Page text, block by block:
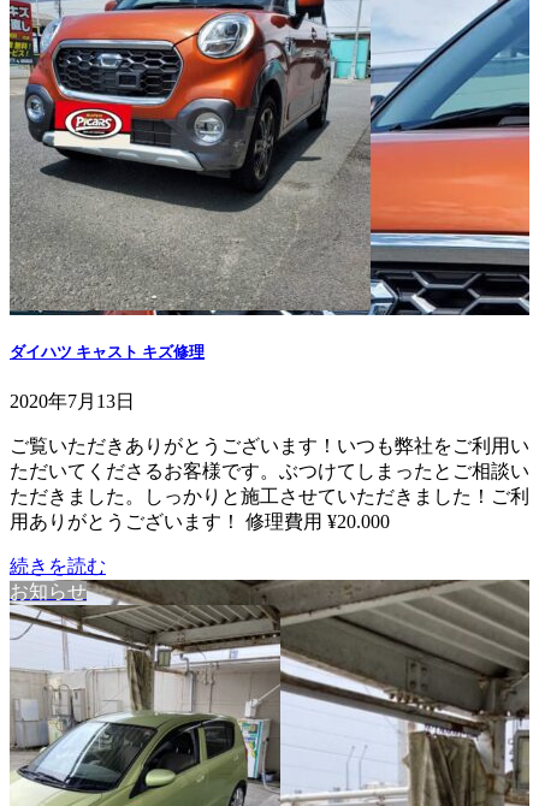
ダイハツ キャスト キズ修理
2020年7月13日
ご覧いただきありがとうございます！いつも弊社をご利用い
ただいてくださるお客様です。ぶつけてしまったとご相談い
ただきました。しっかりと施工させていただきました！ご利
用ありがとうございます！ 修理費用 ¥20.000
続きを読む
お知らせ